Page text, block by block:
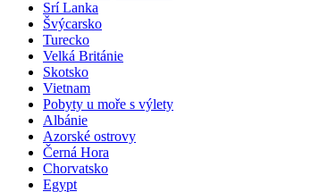
Srí Lanka
Švýcarsko
Turecko
Velká Británie
Skotsko
Vietnam
Pobyty u moře s výlety
Albánie
Azorské ostrovy
Černá Hora
Chorvatsko
Egypt